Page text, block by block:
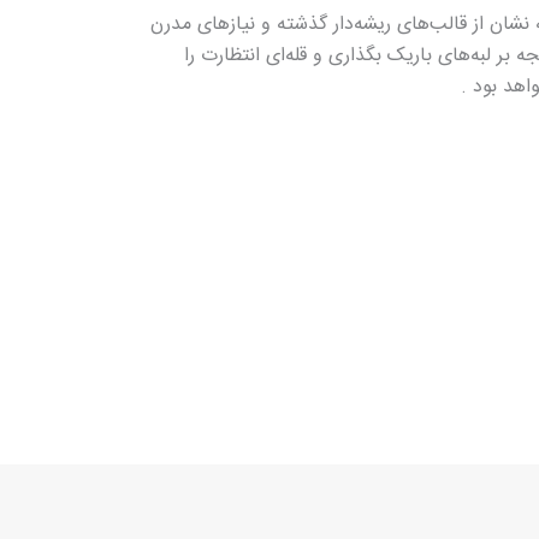
از قالب‌های ریشه‌دار گذشته و نیازهای مدرن
لبه‌های باریک بگذاری و قله‌ای انتظارت را